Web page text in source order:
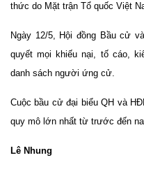
thức do Mặt trận Tổ quốc Việt
Ngày 12/5, Hội đồng Bầu cử
quyết mọi khiếu nại, tố cáo,
danh sách người ứng cử.
Cuộc bầu cử đại biểu QH và
quy mô lớn nhất từ trước đến
Lê Nhung